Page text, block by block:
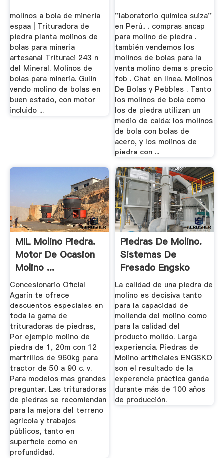
molinos a bola de mineria
espaa | Trituradora de
piedra planta molinos de
bolas para mineria
artesanal Trituraci 243 n
del Mineral. Molinos de
bolas para mineria. Gulin
vendo molino de bolas en
buen estado, con motor
incluido ...
''laboratorio quimica suiza''
en Perú.. . compras ancap
para molino de piedra .
también vendemos los
molinos de bolas para la
venta molino dema s precio
fob . Chat en línea. Molinos
De Bolas y Pebbles . Tanto
los molinos de bola como
los de piedra utilizan un
medio de caída: los molinos
de bola con bolas de
acero, y los molinos de
piedra con ...
MIL Molino Piedra.
Motor De Ocasion
Molino ...
Concesionario Oficial
Agarín te ofrece
descuentos especiales en
toda la gama de
trituradoras de piedras,
Por ejemplo molino de
piedra de 1, 20m con 12
martrillos de 960kg para
tractor de 50 a 90 c. v.
Para modelos mas grandes
preguntar. Las trituradoras
de piedras se recomiendan
para la mejora del terreno
agrícola y trabajos
públicos, tanto en
superficie como en
profundidad.
Piedras De Molino.
Sistemas De
Fresado Engsko
United.
La calidad de una piedra de
molino es decisiva tanto
para la capacidad de
molienda del molino como
para la calidad del
producto molido. Larga
experiencia. Piedras de
Molino artificiales ENGSKO
son el resultado de la
experencia práctica ganda
durante más de 100 años
de producción.